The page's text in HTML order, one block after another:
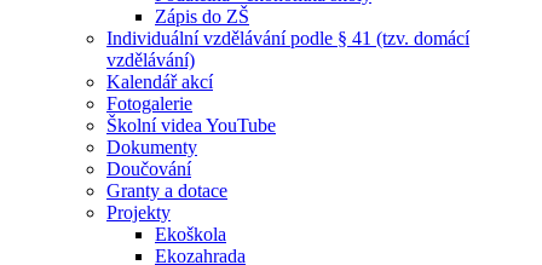
Zápis do ZŠ
Individuální vzdělávání podle § 41 (tzv. domácí
vzdělávání)
Kalendář akcí
Fotogalerie
Školní videa YouTube
Dokumenty
Doučování
Granty a dotace
Projekty
Ekoškola
Ekozahrada